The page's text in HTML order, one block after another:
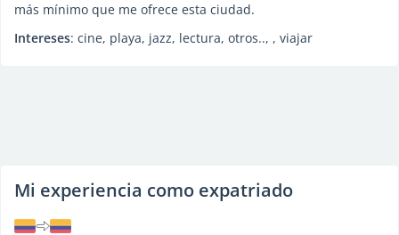
más mínimo que me ofrece esta ciudad.
Intereses: cine, playa, jazz, lectura, otros.., , viajar
Mi experiencia como expatriado